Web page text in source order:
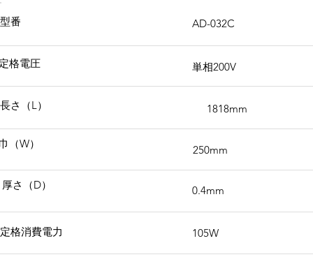
型番
格電圧
長さ（L）
（W）
厚さ（D）
定格消費電力
AD-032C
単相200V
1818mm
0.4mm
250mm
105W